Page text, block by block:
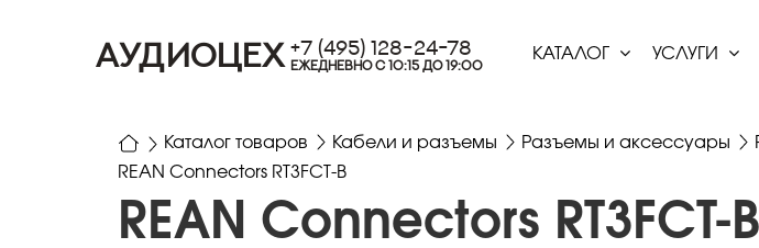
АУДИОЦЕХ +7 (495) 128-24-78
ЕЖЕДНЕВНО С 10:15 ДО 19:00
КАТАЛОГ УСЛУГИ
Каталог товаров Кабели и разъемы Разъемы и аксессуары
REAN Connectors RT3FCT-B
REAN Connectors RT3FCT-B